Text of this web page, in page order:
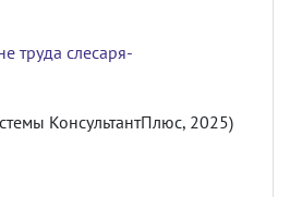
труда слесаря-
КонсультантПлюс, 2025)